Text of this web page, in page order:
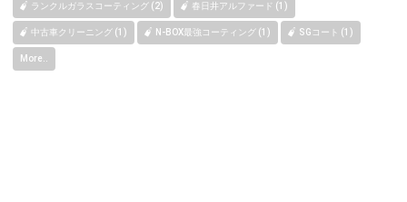
ランクルガラスコーティング (2) 春日井アルファード (1)
中古車クリーニング (1) N-BOX最強コーティング (1) SGコート (1)
More..